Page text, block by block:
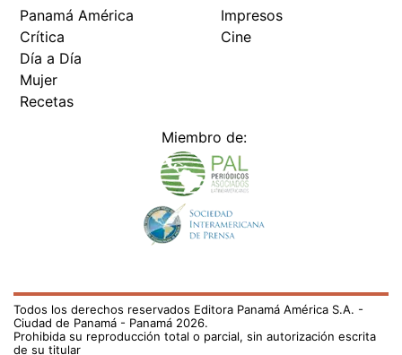
Crítica
Día a Día
Mujer
Recetas
Cine
Todos los derechos reservados Editora Panamá América S.A. -
Ciudad de Panamá - Panamá 2026.
Prohibida su reproducción total o parcial, sin autorización escrita
de su titular